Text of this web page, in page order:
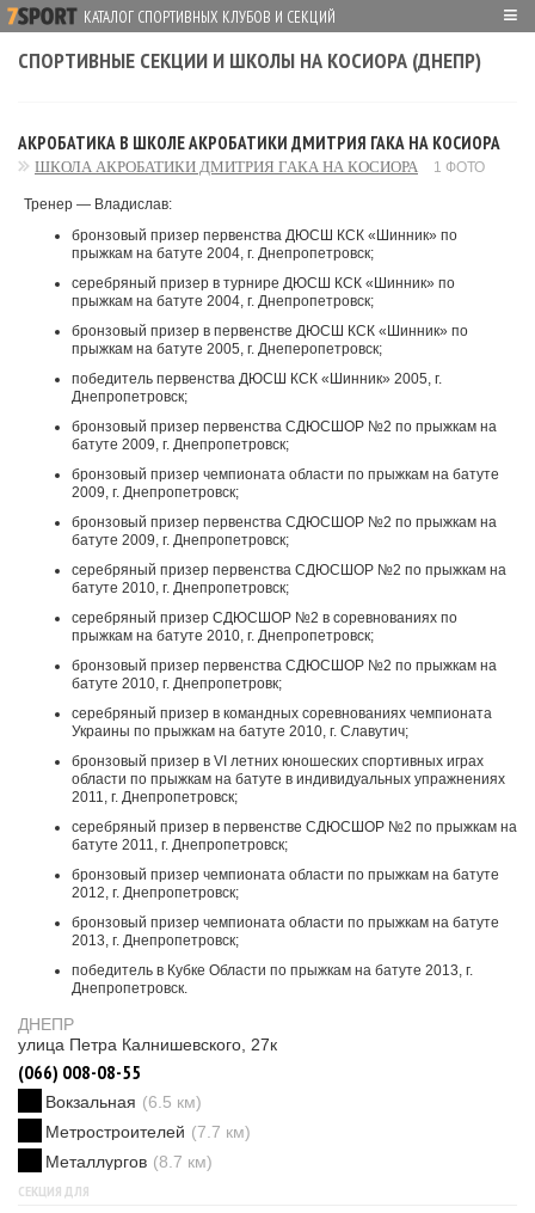
КАТАЛОГ СПОРТИВНЫХ КЛУБОВ И СЕКЦИЙ ≡
СПОРТИВНЫЕ СЕКЦИИ И ШКОЛЫ НА КОСИОРА (ДНЕПР)
АКРОБАТИКА В ШКОЛЕ АКРОБАТИКИ ДМИТРИЯ ГАКА НА КОСИОРА
ШКОЛА АКРОБАТИКИ ДМИТРИЯ ГАКА НА КОСИОРА 1 ФОТО
Тренер — Владислав:
бронзовый призер первенства ДЮСШ КСК «Шинник» по
прыжкам на батуте 2004, г. Днепропетровск;
серебряный призер в турнире ДЮСШ КСК «Шинник» по
прыжкам на батуте 2004, г. Днепропетровск;
бронзовый призер в первенстве ДЮСШ КСК «Шинник» по
прыжкам на батуте 2005, г. Днеперопетровск;
победитель первенства ДЮСШ КСК «Шинник» 2005, г.
Днепропетровск;
бронзовый призер первенства СДЮСШОР №2 по прыжкам на
батуте 2009, г. Днепропетровск;
бронзовый призер чемпионата области по прыжкам на батуте
2009, г. Днепропетровск;
бронзовый призер первенства СДЮСШОР №2 по прыжкам на
батуте 2009, г. Днепропетровск;
серебряный призер первенства СДЮСШОР №2 по прыжкам на
батуте 2010, г. Днепропетровск;
серебряный призер СДЮСШОР №2 в соревнованиях по
прыжкам на батуте 2010, г. Днепропетровск;
бронзовый призер первенства СДЮСШОР №2 по прыжкам на
батуте 2010, г. Днепропетровк;
серебряный призер в командных соревнованиях чемпионата
Украины по прыжкам на батуте 2010, г. Славутич;
бронзовый призер в VI летних юношеских спортивных играх
области по прыжкам на батуте в индивидуальных упражнениях
2011, г. Днепропетровск;
серебряный призер в первенстве СДЮСШОР №2 по прыжкам на
батуте 2011, г. Днепропетровск;
бронзовый призер чемпионата области по прыжкам на батуте
2012, г. Днепропетровск;
бронзовый призер чемпионата области по прыжкам на батуте
2013, г. Днепропетровск;
победитель в Кубке Области по прыжкам на батуте 2013, г.
Днепропетровск.
ДНЕПР
улица Петра Калнишевского, 27к
(066) 008-08-55
Вокзальная (6.5 км)
Метростроителей (7.7 км)
Металлургов (8.7 км)
СЕКЦИЯ ДЛЯ